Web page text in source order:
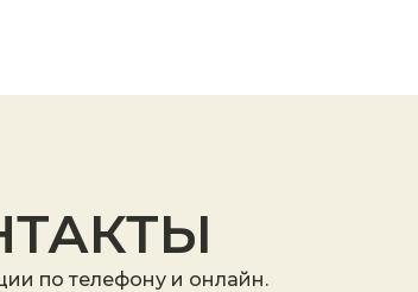
по телефону и онлайн.